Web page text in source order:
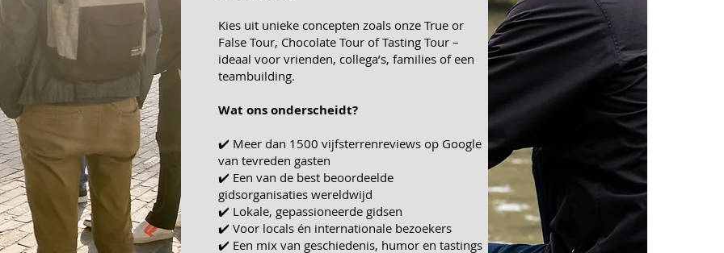
Kies uit unieke concepten zoals onzeTrue or
False Tour, Chocolate Tour of Tasting Tour–
ideaal voor vrienden, collega’s, families of een
teambuilding.
Wat ons onderscheidt?
✔️ Meer dan 1500 vijfsterrenreviews op Google
van tevreden gasten
✔️ Een van de best beoordeelde
gidsorganisaties wereldwijd
✔️ Lokale, gepassioneerde gidsen
✔️ Voor locals én internationale bezoekers
✔️ Een mix van geschiedenis, humor en tastings